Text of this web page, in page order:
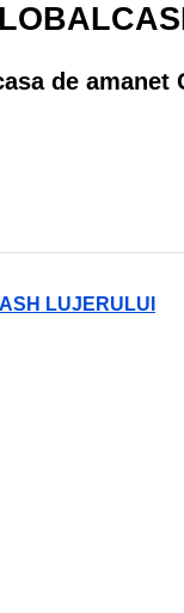
de amanet
LUJERULUI